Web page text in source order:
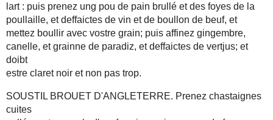
lart : puis prenez ung pou de pain brullé et des foyes de la
poullaille, et deffaictes de vin et de boullon de beuf, et
mettez boullir avec vostre grain; puis affinez gingembre,
canelle, et grainne de paradiz, et deffaictes de vertjus; et
doibt
estre claret noir et non pas trop.
SOUSTIL BROUET D'ANGLETERRE. Prenez chastaignes
cuites